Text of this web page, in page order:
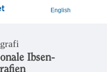
English
Ibsen-